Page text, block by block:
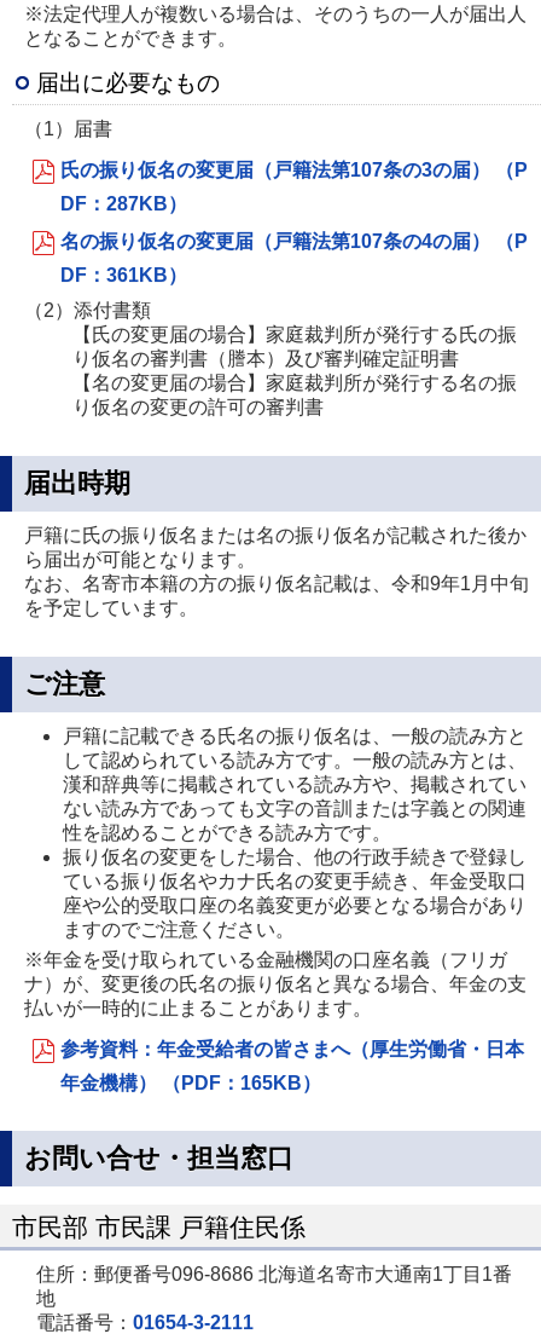
※法定代理人が複数いる場合は、そのうちの一人が届出人
となることができます。
届出に必要なもの
（1）届書
氏の振り仮名の変更届（戸籍法第107条の3の届） （P
DF：287KB）
名の振り仮名の変更届（戸籍法第107条の4の届） （P
DF：361KB）
（2）添付書類
【氏の変更届の場合】家庭裁判所が発行する氏の振
り仮名の審判書（謄本）及び審判確定証明書
【名の変更届の場合】家庭裁判所が発行する名の振
り仮名の変更の許可の審判書
届出時期
戸籍に氏の振り仮名または名の振り仮名が記載された後か
ら届出が可能となります。
なお、名寄市本籍の方の振り仮名記載は、令和9年1月中旬
を予定しています。
ご注意
戸籍に記載できる氏名の振り仮名は、一般の読み方と
して認められている読み方です。一般の読み方とは、
漢和辞典等に掲載されている読み方や、掲載されてい
ない読み方であっても文字の音訓または字義との関連
性を認めることができる読み方です。
振り仮名の変更をした場合、他の行政手続きで登録し
ている振り仮名やカナ氏名の変更手続き、年金受取口
座や公的受取口座の名義変更が必要となる場合があり
ますのでご注意ください。
※年金を受け取られている金融機関の口座名義（フリガ
ナ）が、変更後の氏名の振り仮名と異なる場合、年金の支
払いが一時的に止まることがあります。
参考資料：年金受給者の皆さまへ（厚生労働省・日本
年金機構） （PDF：165KB）
お問い合せ・担当窓口
市民部 市民課 戸籍住民係
住所：郵便番号096-8686 北海道名寄市大通南1丁目1番
地
電話番号： 01654-3-2111